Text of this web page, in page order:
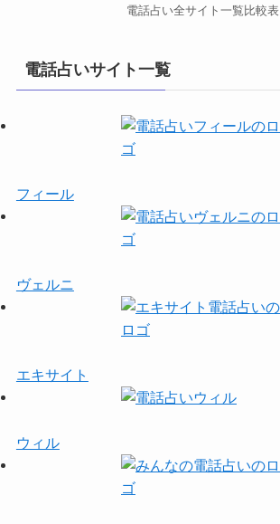
電話占い全サイト一覧比較表
電話占いサイト一覧
フィール
ヴェルニ
エキサイト
ウィル